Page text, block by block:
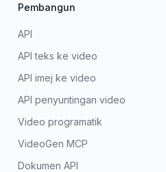
Pembangun
API
API teks ke video
API imej ke video
API penyuntingan video
Video programatik
VideoGen MCP
Dokumen API